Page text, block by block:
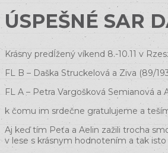
ÚSPEŠNÉ SAR
Krásny predĺžený víkend 8.-10.11 v
FL B – Daška Struckelová a Ziva (89/
FL A – Petra Vargošková Semianová a
k čomu im srdečne gratulujeme a
Aj keď tím Peťa a Aelin zažili trocha
v lese s krásnym hodnotením a tak